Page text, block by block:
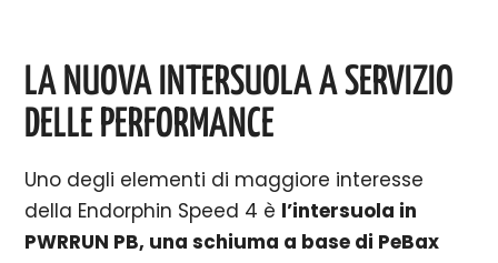
LA NUOVA INTERSUOLA A SERVIZIO
DELLE PERFORMANCE
Uno degli elementi di maggiore interesse
della Endorphin Speed 4 è l’intersuola in
PWRRUN PB, una schiuma a base di PeBax